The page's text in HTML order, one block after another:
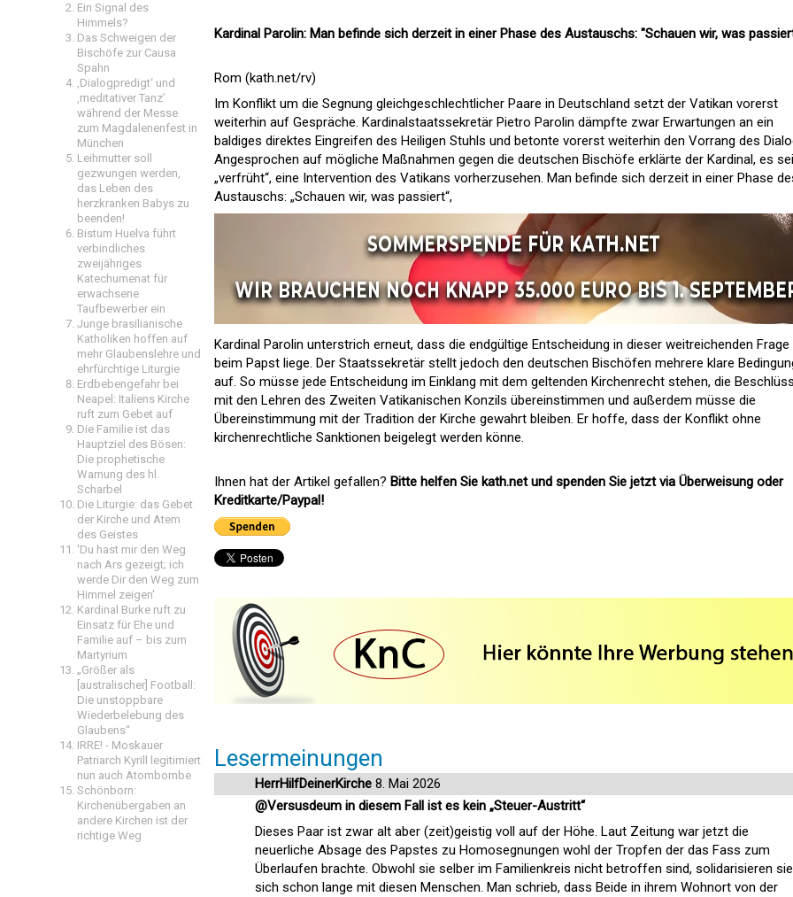
Ein Signal des
Himmels?
Das Schweigen der
Bischöfe zur Causa
Spahn
‚Dialogpredigt‘ und
‚meditativer Tanz’
während der Messe
zum Magdalenenfest in
München
Leihmutter soll
gezwungen werden,
das Leben des
herzkranken Babys zu
beenden!
Bistum Huelva führt
verbindliches
zweijähriges
Katechumenat für
erwachsene
Taufbewerber ein
Junge brasilianische
Katholiken hoffen auf
mehr Glaubenslehre und
ehrfürchtige Liturgie
Erdbebengefahr bei
Neapel: Italiens Kirche
ruft zum Gebet auf
Die Familie ist das
Hauptziel des Bösen:
Die prophetische
Warnung des hl.
Scharbel
Die Liturgie: das Gebet
der Kirche und Atem
des Geistes
'Du hast mir den Weg
nach Ars gezeigt; ich
werde Dir den Weg zum
Himmel zeigen'
Kardinal Burke ruft zu
Einsatz für Ehe und
Familie auf – bis zum
Martyrium
„Größer als
[australischer] Football:
Die unstoppbare
Wiederbelebung des
Glaubens“
IRRE! - Moskauer
Patriarch Kyrill legitimiert
nun auch Atombombe
Schönborn:
Kirchenübergaben an
andere Kirchen ist der
richtige Weg
Kardinal Parolin: Man befinde sich derzeit in einer Phase des Austauschs: "Schauen wir, was
Rom (kath.net/rv)
Im Konflikt um die Segnung gleichgeschlechtlicher Paare in Deutschland setzt der Vatikan vorerst
weiterhin auf Gespräche. Kardinalstaatssekretär Pietro Parolin dämpfte zwar Erwartungen an ein
baldiges direktes Eingreifen des Heiligen Stuhls und betonte vorerst weiterhin den Vorrang des
Angesprochen auf mögliche Maßnahmen gegen die deutschen Bischöfe erklärte der Kardinal, es sei
„verfrüht“, eine Intervention des Vatikans vorherzusehen. Man befinde sich derzeit in einer Phase
Austauschs: „Schauen wir, was passiert“,
Kardinal Parolin unterstrich erneut, dass die endgültige Entscheidung in dieser weitreichenden Frage
beim Papst liege. Der Staatssekretär stellt jedoch den deutschen Bischöfen mehrere klare
auf. So müsse jede Entscheidung im Einklang mit dem geltenden Kirchenrecht stehen, die
mit den Lehren des Zweiten Vatikanischen Konzils übereinstimmen und außerdem müsse die
Übereinstimmung mit der Tradition der Kirche gewahrt bleiben. Er hoffe, dass der Konflikt ohne
kirchenrechtliche Sanktionen beigelegt werden könne.
Ihnen hat der Artikel gefallen? Bitte helfen Sie kath.net und spenden Sie jetzt via Überweisung oder
Kreditkarte/Paypal!
Lesermeinungen
HerrHilfDeinerKirche 8. Mai 2026
@Versusdeum in diesem Fall ist es kein „Steuer-Austritt“
Dieses Paar ist zwar alt aber (zeit)geistig voll auf der Höhe. Laut Zeitung war jetzt die
neuerliche Absage des Papstes zu Homosegnungen wohl der Tropfen der das Fass zum
Überlaufen brachte. Obwohl sie selber im Familienkreis nicht betroffen sind, solidarisieren sie
sich schon lange mit diesen Menschen. Man schrieb, dass Beide in ihrem Wohnort von der